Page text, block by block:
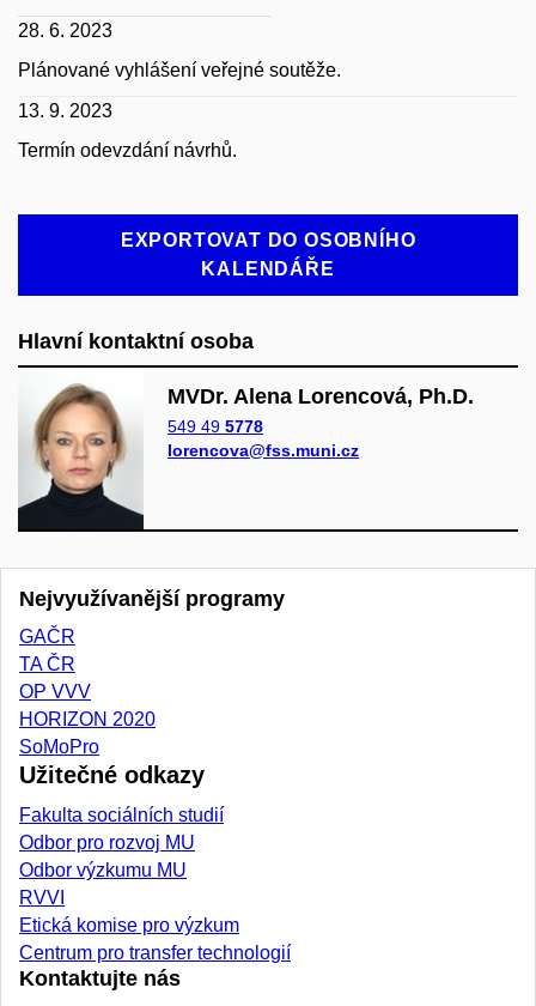
28. 6. 2023
Plánované vyhlášení veřejné soutěže.
13. 9. 2023
Termín odevzdání návrhů.
EXPORTOVAT DO OSOBNÍHO
KALENDÁŘE
Hlavní kontaktní osoba
MVDr. Alena Lorencová, Ph.D.
549 49 5778
lorencova@fss.muni.cz
Nejvyužívanější programy
GAČR
TA ČR
OP VVV
HORIZON 2020
SoMoPro
Užitečné odkazy
Fakulta sociálních studií
Odbor pro rozvoj MU
Odbor výzkumu MU
RVVI
Etická komise pro výzkum
Centrum pro transfer technologií
Kontaktujte nás